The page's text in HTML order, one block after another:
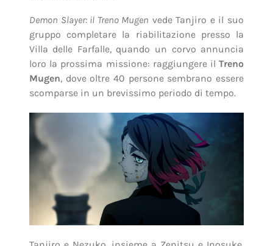
Demon Slayer: il Treno Mugen vede Tanjiro e il suo
gruppo completare la riabilitazione presso la
Villa delle Farfalle, quando un corvo annuncia
loro la prossima missione: raggiungere ilTreno
Mugen, dove oltre 40 persone sembrano essere
scomparse in un brevissimo periodo di tempo.